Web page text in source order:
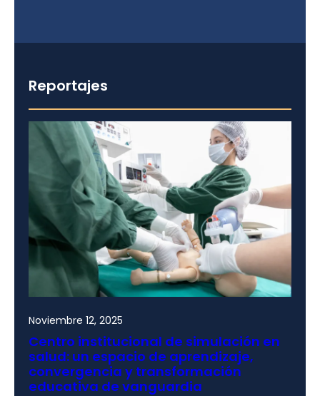
Reportajes
Noviembre 12, 2025
Centro institucional de simulación en
salud: un espacio de aprendizaje,
convergencia y transformación
educativa de vanguardia